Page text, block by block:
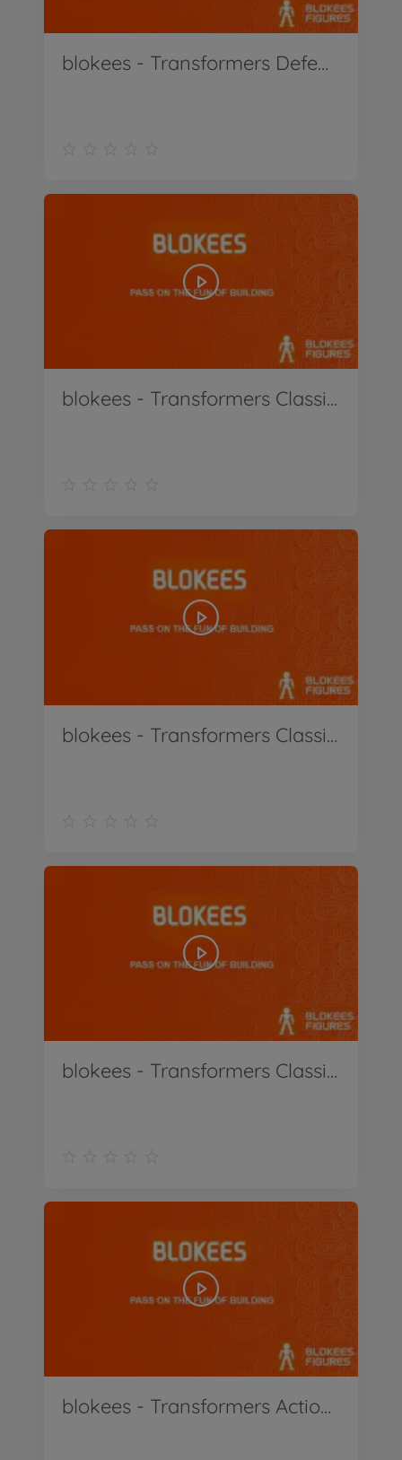
blokees - Transformers Defender 03
blokees - Transformers Classic Class Soundwave, Shockwave, Ironhide
blokees - Transformers Classic Clas One
blokees - Transformers Classic Class Optimus Prime & Megatron
blokees - Transformers Action Optimus Prime